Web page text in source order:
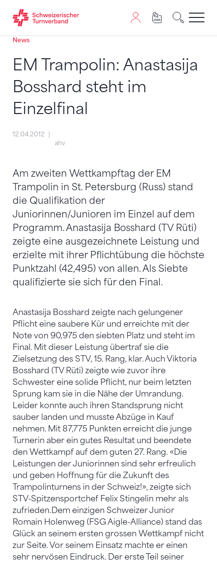
Zum Inhalt springen
Zur Sitemap navigieren
Zum Navigieren dieser Seite wird JavaScript benötigt.
News
EM Trampolin: Anastasija
Bosshard steht im
Einzelfinal
12.04.2012
ahv
Am zweiten Wettkampftag der EM
Trampolin in St. Petersburg (Russ) stand
die Qualifikation der
Juniorinnen/Junioren im Einzel auf dem
Programm. Anastasija Bosshard (TV Rüti)
zeigte eine ausgezeichnete Leistung und
erzielte mit ihrer Pflichtübung die höchste
Punktzahl (42,495) von allen. Als Siebte
qualifizierte sie sich für den Final.
Anastasija Bosshard zeigte nach gelungener
Pflicht eine saubere Kür und erreichte mit der
Note von 90,975 den siebten Platz und steht im
Final. Mit dieser Leistung übertraf sie die
Zielsetzung des STV, 15. Rang, klar. Auch Viktoria
Bosshard (TV Rüti) zeigte wie zuvor ihre
Schwester eine solide Pflicht, nur beim letzten
Sprung kam sie in die Nähe der Umrandung.
Leider konnte auch ihren Standsprung nicht
sauber landen und musste Abzüge in Kauf
nehmen. Mit 87,775 Punkten erreicht die junge
Turnerin aber ein gutes Resultat und beendete
den Wettkampf auf dem guten 27. Rang. «Die
Leistungen der Juniorinnen sind sehr erfreulich
und geben Hoffnung für die Zukunft des
Trampolinturnens in der Schweiz!», zeigte sich
STV-Spitzensportchef Felix Stingelin mehr als
zufrieden.Dem einzigen Schweizer Junior
Romain Holenweg (FSG Aigle-Alliance) stand das
Glück an seinem ersten grossen Wettkampf nicht
zur Seite. Vor seinem Einsatz machte er einen
sehr nervösen Eindruck. Der erste Teil seiner